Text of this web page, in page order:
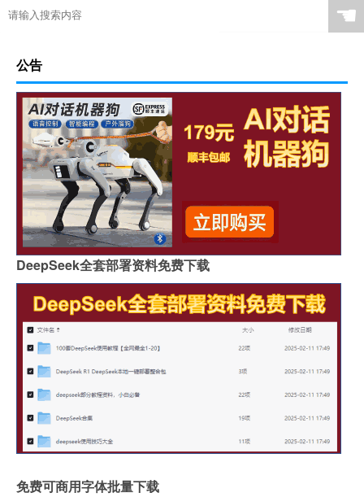
☚
公告
DeepSeek全套部署资料免费下载
免费可商用字体批量下载